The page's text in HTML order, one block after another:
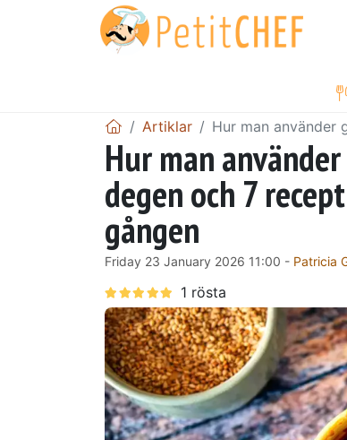
Artiklar Hur man använder
Hur man
degen och 7
gången
Friday 23 January 2026 11:00 - Patricia